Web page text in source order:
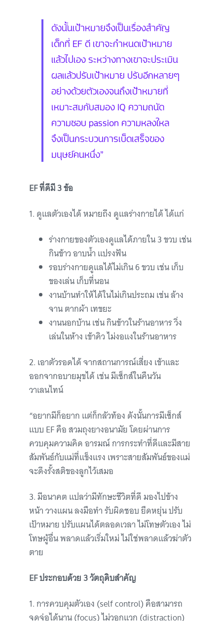
ดังนั้นเป้าหมายจึงเป็นเรื่องสำคัญ
เด็กที่ EF ดี เขาจะกำหนดเป้าหมาย
แล้วไปเอง ระหว่างทางเขาจะประเมิน
ผลแล้วปรับเป้าหมาย ปรับอีกหลายๆ
อย่างด้วยตัวเองจนถึงเป้าหมายที่
เหมาะสมกับสมอง IQ ความถนัด
ความชอบ passion ความหลงใหล
จึงเป็นกระบวนการเบ็ดเสร็จของ
มนุษย์คนหนึ่ง”
EF ที่ดีมี 3 ข้อ
1. ดูแลตัวเองได้ หมายถึง ดูแลร่างกายได้ ได้แก่
ร่างกายของตัวเองดูแลได้ภายใน 3 ขวบ เช่น
กินข้าว อาบน้ำ แปรงฟัน
รอบร่างกายดูแลได้ไม่เกิน 6 ขวบ เช่น เก็บ
ของเล่น เก็บที่นอน
งานบ้านทำให้ได้ในไม่เกินประถม เช่น ล้าง
จาน ตากผ้า เทขยะ
งานนอกบ้าน เช่น กินข้าวในร้านอาหาร วิ่ง
เล่นในห้าง เข้าคิว ไม่งอแงในร้านอาหาร
2. เอาตัวรอดได้ จากสถานการณ์เสี่ยง เข้าและ
ออกจากอบายมุขได้ เช่น มีเซ็กส์ในคืนวัน
วาเลนไทน์
“อยากมีก็อยาก แต่ก็กลัวท้อง ดังนั้นการมีเซ็กส์
แบบ EF คือ สวมถุงยางอนามัย โดยผ่านการ
ควบคุมความคิด อารมณ์ การกระทำที่ดีและมีสาย
สัมพันธ์กับแม่ที่แข็งแรง เพราะสายสัมพันธ์ของแม่
จะดึงรั้งสติของลูกไว้เสมอ
3. มีอนาคต แปลว่ามีทักษะชีวิตที่ดี มองไปข้าง
หน้า วางแผน ลงมือทำ รับผิดชอบ ยืดหยุ่น ปรับ
เป้าหมาย ปรับแผนได้ตลอดเวลา ไม่โทษตัวเอง ไม่
โทษผู้อื่น พลาดแล้วเริ่มใหม่ ไม่ใช่พลาดแล้วฆ่าตัว
ตาย
EF ประกอบด้วย 3 วัตถุดิบสำคัญ
1. การควบคุมตัวเอง (self control) คือสามารถ
จดจ่อได้นาน (focus) ไม่วอกแวก (distraction)